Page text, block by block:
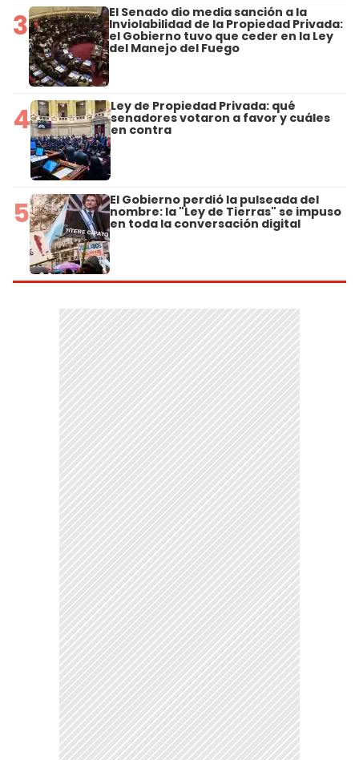
3 El Senado dio media sanción a la
Inviolabilidad de la Propiedad Privada:
el Gobierno tuvo que ceder en la Ley
del Manejo del Fuego
4 Ley de Propiedad Privada: qué
senadores votaron a favor y cuáles
en contra
5 El Gobierno perdió la pulseada del
nombre: la "Ley de Tierras" se impuso
en toda la conversación digital